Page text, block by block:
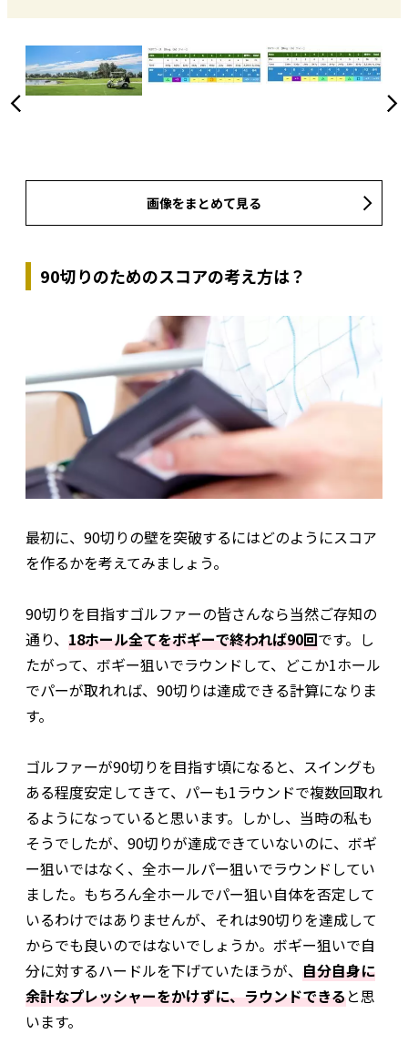
画像をまとめて見る
90切りのためのスコアの考え方は？
最初に、90切りの壁を突破するにはどのようにスコア
を作るかを考えてみましょう。
90切りを目指すゴルファーの皆さんなら当然ご存知の
通り、 18ホール全てをボギーで終われば90回です。し
たがって、ボギー狙いでラウンドして、どこか1ホール
でパーが取れれば、90切りは達成できる計算になりま
す。
ゴルファーが90切りを目指す頃になると、スイングも
ある程度安定してきて、パーも1ラウンドで複数回取れ
るようになっていると思います。しかし、当時の私も
そうでしたが、90切りが達成できていないのに、ボギ
ー狙いではなく、全ホールパー狙いでラウンドしてい
ました。もちろん全ホールでパー狙い自体を否定して
いるわけではありませんが、それは90切りを達成して
からでも良いのではないでしょうか。ボギー狙いで自
分に対するハードルを下げていたほうが、 自分自身に
余計なプレッシャーをかけずに、ラウンドできると思
います。